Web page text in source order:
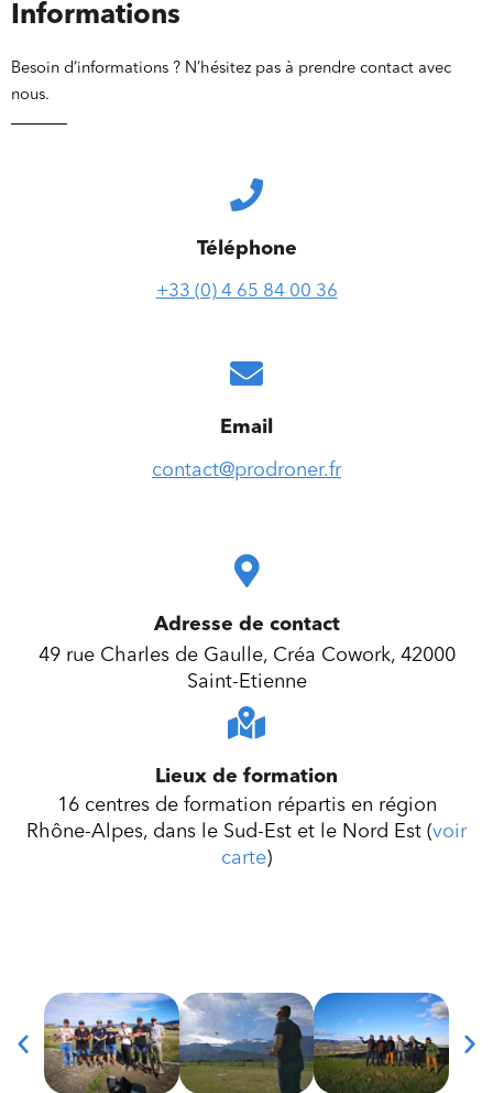
Informations
Besoin d’informations ? N’hésitez pas à prendre contact avec
nous.
Téléphone
+33 (0) 4 65 84 00 36
Email
contact@prodroner.fr
Adresse de contact
49 rue Charles de Gaulle, Créa Cowork, 42000
Saint-Etienne
Lieux de formation
16 centres de formation répartis en région
Rhône-Alpes, dans le Sud-Est et le Nord Est (voir
carte)